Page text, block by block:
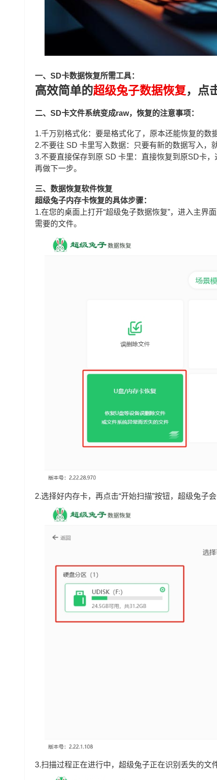
一、SD卡数据恢复所需工具：
高效简单的超级兔子数据恢复，点
二、SD卡文件系统变成raw，恢复的注意事项：
1.千万别格式化：要是格式化了，原本还能恢复的
2.不要往 SD 卡里写入数据：只要有新的数据写入
3.不要直接保存到原 SD 卡里：直接恢复到原SD卡
再做下一步。
三、数据恢复软件恢复
超级兔子内存卡恢复的具体步骤：
1.在您的桌面上打开“超级兔子数据恢复”，进入主界
需要的文件。
2.选择好内存卡，再点击“开始扫描”按钮，超级兔子
3.扫描过程正在进行中，超级兔子正在识别丢失的文